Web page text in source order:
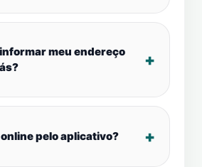
meu endereço
pelo aplicativo?